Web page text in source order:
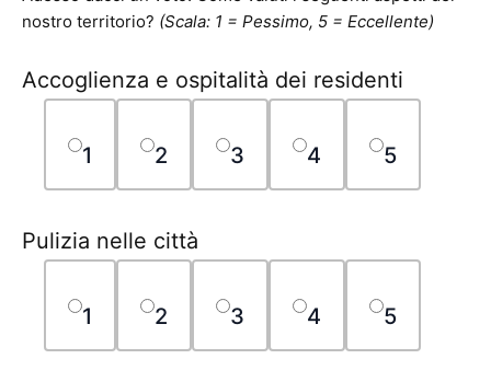
nostro territorio? (Scala: 1 = Pessimo, 5 = Eccellente)
Accoglienza e ospitalità dei residenti
1 2 3 4 5
Pulizia nelle città
1 2 3 4 5